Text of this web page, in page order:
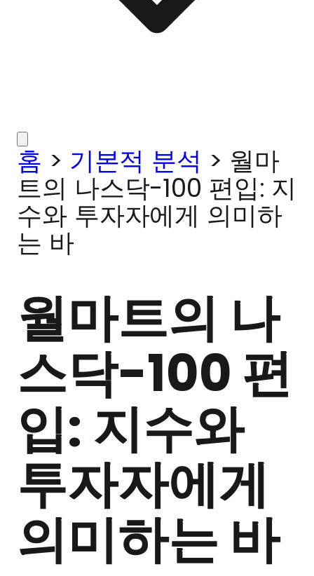
홈 > 기본적 분석 > 월마
트의 나스닥-100 편입: 지
수와 투자자에게 의미하
는 바
월마트의 나
스닥-100 편
입: 지수와
투자자에게
의미하는 바